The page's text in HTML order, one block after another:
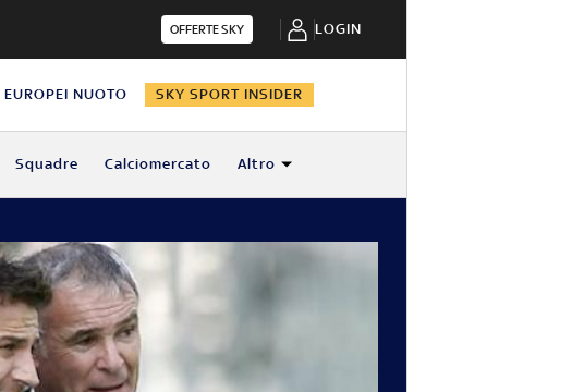
OFFERTE SKY LOGIN
EUROPEI NUOTO SKY SPORT INSIDER
Squadre Calciomercato Altro